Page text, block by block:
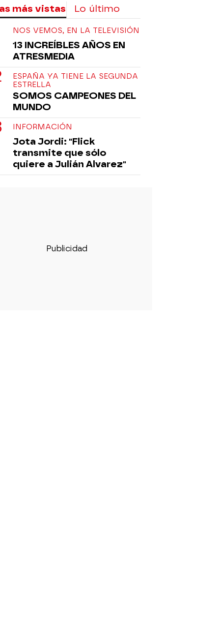
más vistas Lo último
NOS VEMOS, EN LA TELEVISIÓN
13 INCREÍBLES AÑOS EN
ATRESMEDIA
ESPAÑA YA TIENE LA SEGUNDA
ESTRELLA
SOMOS CAMPEONES DEL
MUNDO
INFORMACIÓN
Jota Jordi: "Flick
transmite que sólo
quiere a Julián Alvarez"